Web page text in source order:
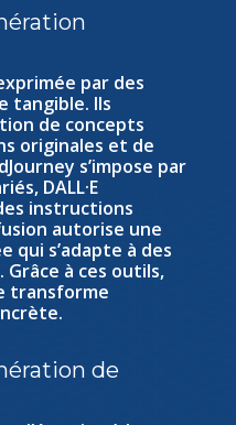
par des
tangible. Ils
de concepts
originales et de
s’impose par
DALL·E
instructions
autorise une
qui s’adapte à des
à ces outils,
transforme
de